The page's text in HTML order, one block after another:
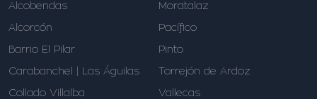
Alcobendas
Alcorcón
Barrio El Pilar
Carabanchel | Las Águilas
Collado Villalba
Moratalaz
Pacífico
Pinto
Torrejón de Ardoz
Vallecas